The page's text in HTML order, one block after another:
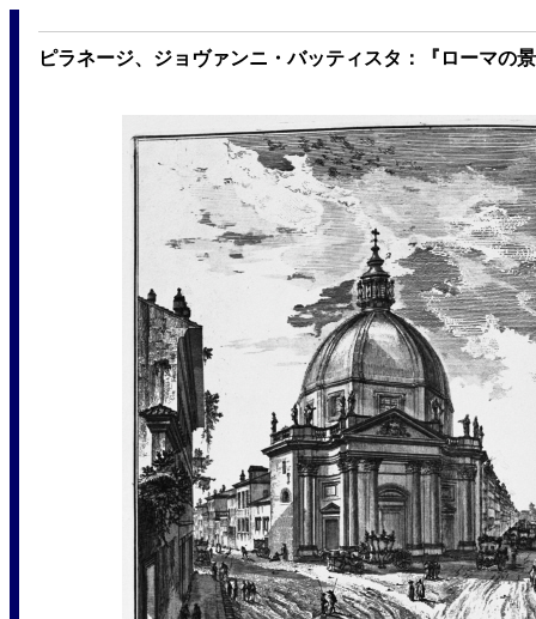
ピラネージ、ジョヴァンニ・バッティスタ：『ローマの